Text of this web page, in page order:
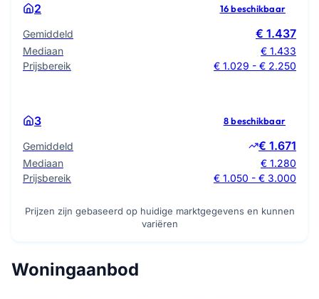
2 16 beschikbaar
Gemiddeld € 1.437
Mediaan
€ 1.433
Prijsbereik
€ 1.029 - € 2.250
3 8 beschikbaar
Gemiddeld € 1.671
Mediaan
€ 1.280
Prijsbereik
€ 1.050 - € 3.000
Prijzen zijn gebaseerd op huidige marktgegevens en kunnen
variëren
Woningaanbod